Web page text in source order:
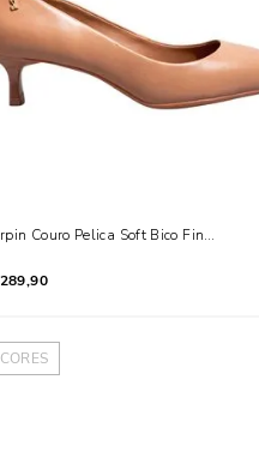
Couro Pelica Soft Bico Fino Salto
289,90
CORES